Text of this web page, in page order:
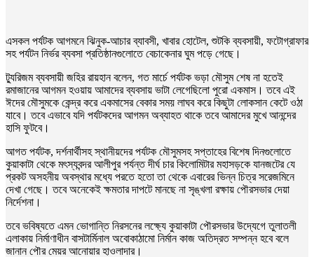
এসকল পর্যটক আগমনে ঝিনুক-আচার ব্যাবসী, খাবার হোটেল, শুটকি ব্যবসায়ী, ফটোগ্রাফার
সহ পর্যটন নির্ভর ব্যবসা প্রতিষ্ঠানগুলোতে বেচাকেনার ঘুম পড়ে গেছে।
ট্যুরিজম ব্যবসায়ী জহির রায়হান বলেন, গত মার্চে পর্যটক ভড়া মৌসুম শেষ না হতেই
রমাজানের আগমন হওয়ায় আমাদের ব্যবসায় ভাটা লেগেছিলো পুরো একমাস। তবে এই
ঈদের মৌসুমকে কেন্দ্র করে একমাসের বেকার সময় লাঘব করে কিছুটা লোকসান কেটে ওঠা
যাবে। তবে এভাবে যদি পর্যটকদের আগমন অব্যাহত থাকে তবে আমাদের মুখে আনন্দের
হাসি ফুটবে।
আগত পর্যটক, দর্শনার্থীসহ স্থানীয়দের পর্যটক মৌসুমসহ সপ্তাহের বিশেষ দিনগুলোতে
কুয়াকাটা থেকে মৎস্যবন্দর আলীপুর পর্যন্ত দীর্ঘ চার কিলোমিটার মহাসড়কে যানজটের যে
প্রকট অসহনীয় অবস্থার মধ্যে পরতে হতো তা থেকে এবারের ভিন্ন চিত্র সরেজমিনে
দেখা গেছে। তবে অনেকেই ক্ষমতার দাপটে মানছে না সৃঙ্খলা রক্ষায় পৌরসভার দেয়া
নির্দেশনা।
তবে ভবিষ্যতে এমন ভোগান্তি নিরসনের লক্ষ্যে কুয়াকাটা পৌরসভার উদ্যেগে তুলাতলী
এলাকায় নির্মাণাধীন বাসটার্মিনাল অবোকাঠামো নির্মান কাজ অতিদ্রত সম্পন্ন হবে বলে
জানান পৌর মেয়র আনোয়ার হাওলাদার।